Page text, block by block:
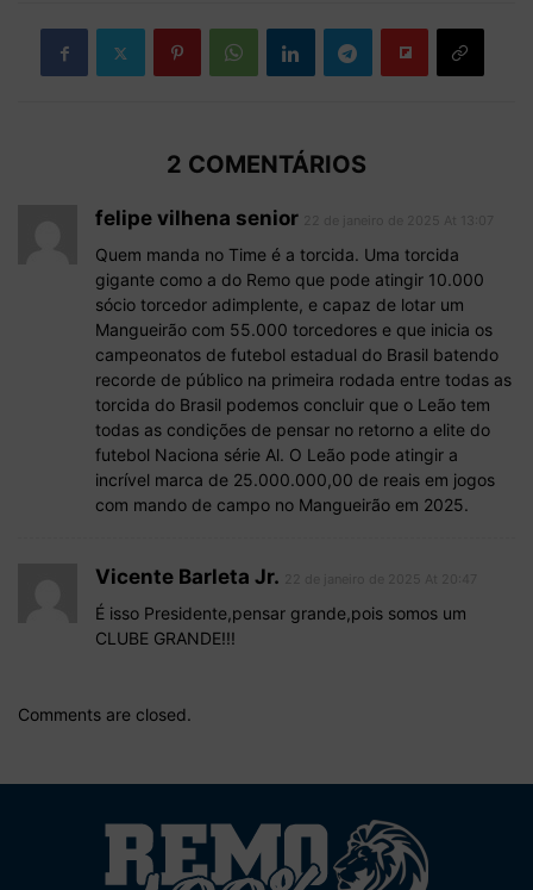
2 COMENTÁRIOS
felipe vilhena senior
Quem manda no Time é a torcida. Uma torcida
gigante como a do Remo que pode atingir 10.000
sócio torcedor adimplente, e capaz de lotar um
Mangueirão com 55.000 torcedores e que inicia os
campeonatos de futebol estadual do Brasil batendo
recorde de público na primeira rodada entre todas as
torcida do Brasil podemos concluir que o Leão tem
todas as condições de pensar no retorno a elite do
futebol Naciona série Al. O Leão pode atingir a
incrível marca de 25.000.000,00 de reais em jogos
com mando de campo no Mangueirão em 2025.
Vicente Barleta Jr.
É isso Presidente,pensar grande,pois somos um
CLUBE GRANDE!!!
Comments are closed.